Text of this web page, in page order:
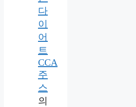
다
이
어
트
CCA
주
스
의